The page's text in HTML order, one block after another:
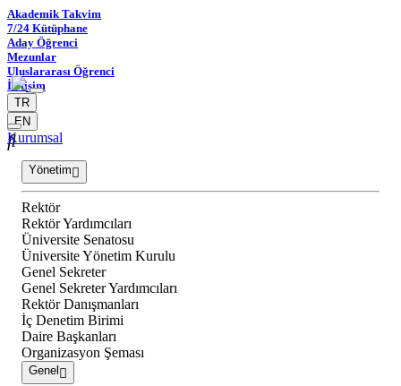
Akademik Takvim
7/24 Kütüphane
Aday Öğrenci
Mezunlar
Uluslararası Öğrenci
İletişim
TR
EN
Kurumsal
Yönetim
Rektör
Rektör Yardımcıları
Üniversite Senatosu
Üniversite Yönetim Kurulu
Genel Sekreter
Genel Sekreter Yardımcıları
Rektör Danışmanları
İç Denetim Birimi
Daire Başkanları
Organizasyon Şeması
Genel